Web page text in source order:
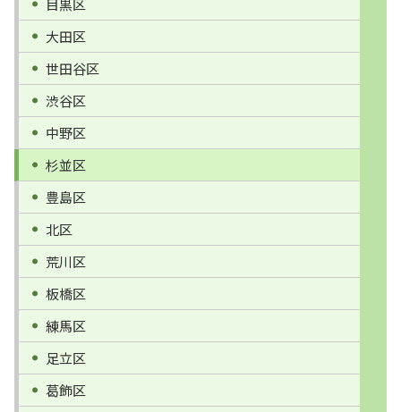
目黒区
大田区
世田谷区
渋谷区
中野区
杉並区
豊島区
北区
荒川区
板橋区
練馬区
足立区
葛飾区